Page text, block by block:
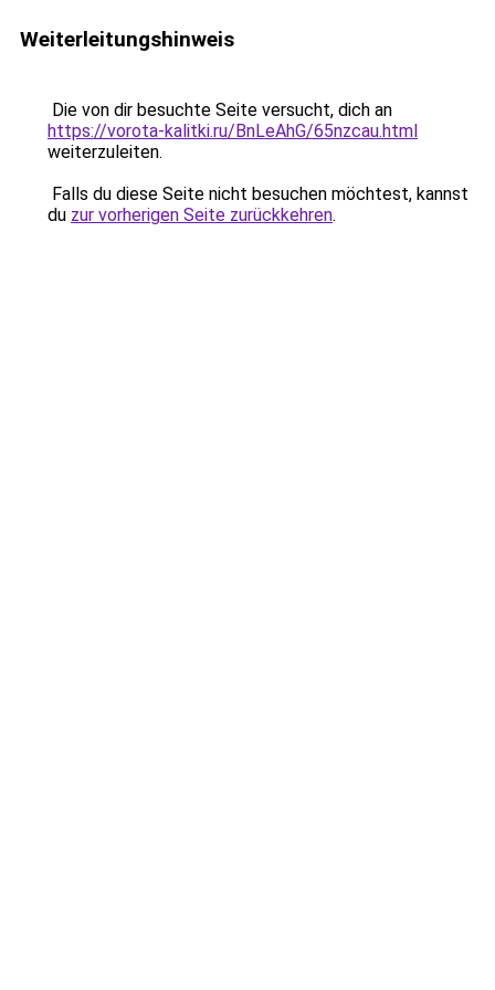
Weiterleitungshinweis
Die von dir besuchte Seite versucht, dich an
https://vorota-kalitki.ru/BnLeAhG/65nzcau.html
weiterzuleiten.
Falls du diese Seite nicht besuchen möchtest, kannst
du zur vorherigen Seite zurückkehren.